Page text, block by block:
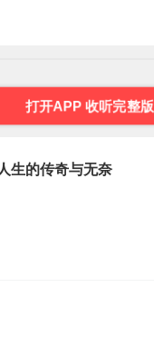
打开APP 收听完整版
生的传奇与无奈